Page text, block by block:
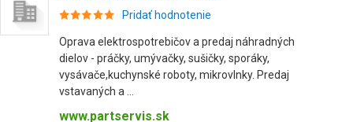
Pridať hodnotenie
Oprava elektrospotrebičov a predaj náhradných
dielov - práčky, umývačky, sušičky, sporáky,
vysávače,kuchynské roboty, mikrovlnky. Predaj
vstavaných a ...
www.partservis.sk